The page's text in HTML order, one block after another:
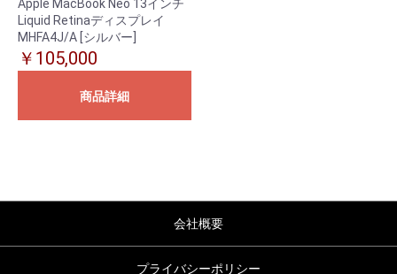
Apple MacBook Neo 13インチ
Liquid Retinaディスプレイ
MHFA4J/A [シルバー]
￥105,000
商品詳細
会社概要
プライバシーポリシー